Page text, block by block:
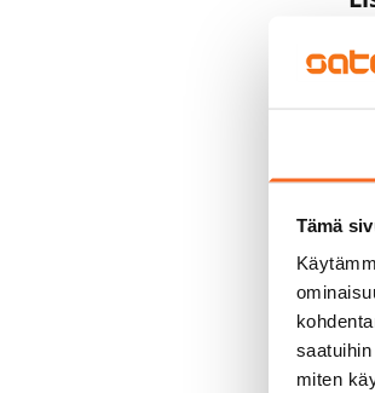
Tämä
miten